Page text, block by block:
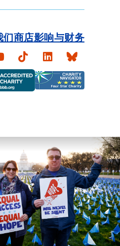
们商店影响与财务
TikTokLinkedInBluesky